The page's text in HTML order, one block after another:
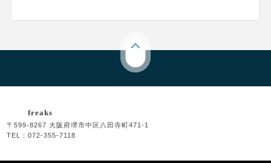
freaks
〒599-8267 大阪府堺市中区八田寺町471-1
TEL：072-355-7118